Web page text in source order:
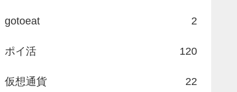
gotoeat 2
ポイ活 120
仮想通貨 22